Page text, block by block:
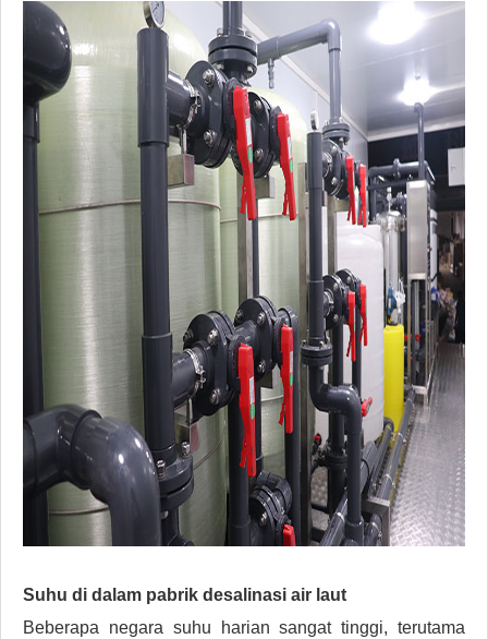
Suhu di dalam pabrik desalinasi air laut
Beberapa negara suhu harian sangat tinggi, terutama